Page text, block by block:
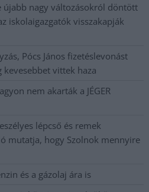
újabb nagy változásokról döntött
iskolaigazgatók visszakapják
Pócs János fizetéslevonást
kevesebbet vittek haza
nem akarták a JÉGER
lépcső és remek
mutatja, hogy Szolnok mennyire
és a gázolaj ára is